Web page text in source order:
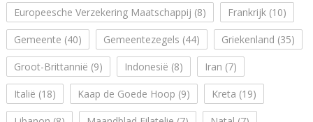
Europeesche Verzekering Maatschappij (8) Frankrijk(10)
Gemeente (40) Gemeentezegels (44) Griekenland (35)
Groot-Brittannië (9) Indonesië (8) Iran (7)
Italië (18) Kaap de Goede Hoop (9) Kreta (19)